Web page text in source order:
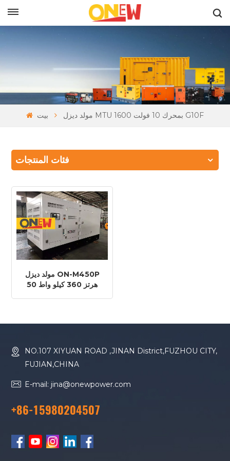
بيت مولد ديزل MTU بمحرك 10 فولت 1600 G10F
فئات المنتجات
مولد ديزل ON-M450P
50 هرتز 360 كيلو واط
NO.107 XIYUAN ROAD ,JINAN District,FUZHOU CITY,
FUJIAN,CHINA
E-mail: jina@onewpower.com
+86-15980204507